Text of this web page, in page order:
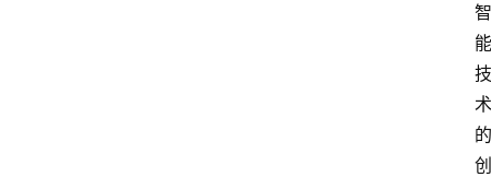
智
能
技
术
的
创